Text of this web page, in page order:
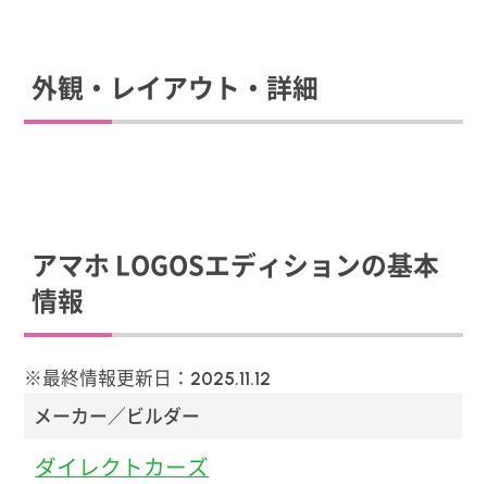
外観・レイアウト・詳細
アマホ LOGOSエディションの基本
情報
※最終情報更新日： 2025.11.12
メーカー／ビルダー
ダイレクトカーズ